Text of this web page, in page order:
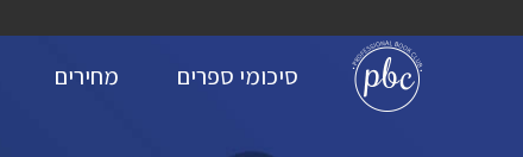
סיכומי ספרים מחירים